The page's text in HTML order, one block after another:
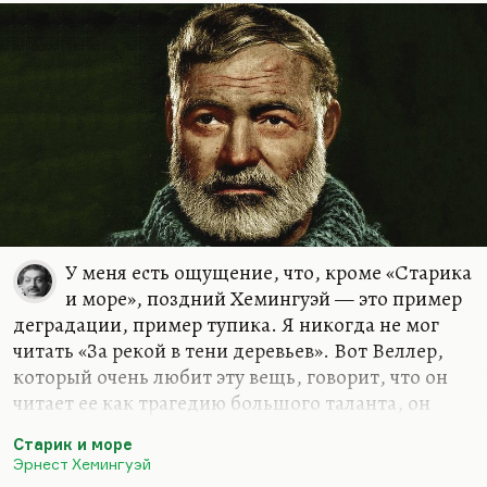
У меня есть ощущение, что, кроме «Старика
и море», поздний Хемингуэй — это пример
деградации, пример тупика. Я никогда не мог
читать «За рекой в тени деревьев». Вот Веллер,
который очень любит эту вещь, говорит, что он
читает ее как трагедию большого таланта, он
автоэпитафию. Автоэпитафия не обязана быть
художественно совершенной. Если с этой точки
Старик и море
Эрнест Хемингуэй